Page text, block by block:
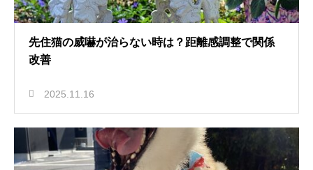
先住猫の威嚇が治らない時は？距離感調整で関係
改善
2025.11.16